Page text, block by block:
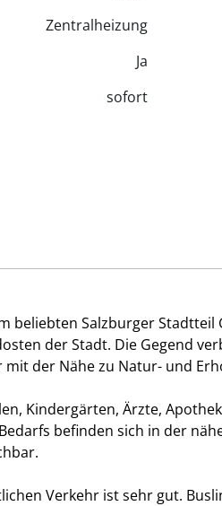
Zentralheizung
Ja
sofort
beliebten Salzburger Stadtteil
der Stadt. Die Gegend
der Nähe zu Natur- und
Kindergärten, Ärzte,
befinden sich in der
Verkehr ist sehr gut.